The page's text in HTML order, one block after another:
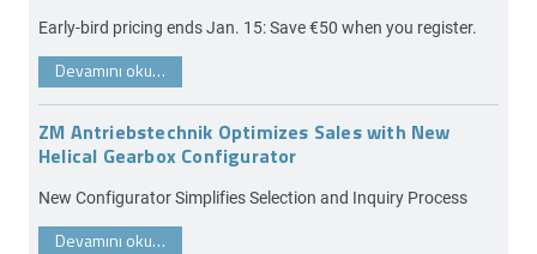
Early-bird pricing ends Jan. 15: Save €50 when you register.
Devamını oku…
ZM Antriebstechnik Optimizes Sales with New
Helical Gearbox Configurator
New Configurator Simplifies Selection and Inquiry Process
Devamını oku…